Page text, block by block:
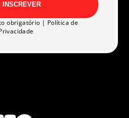
INSCREVER
obrigatório | Política de